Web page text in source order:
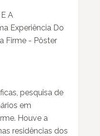
A
Experiência Do
Firme - Pôster
pesquisa de
em
Houve a
residências dos